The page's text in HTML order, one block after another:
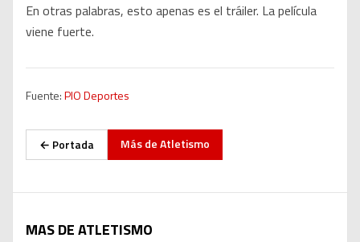
En otras palabras, esto apenas es el tráiler. La película
viene fuerte.
Fuente:PIO Deportes
← Portada Más deAtletismo
MAS DE ATLETISMO